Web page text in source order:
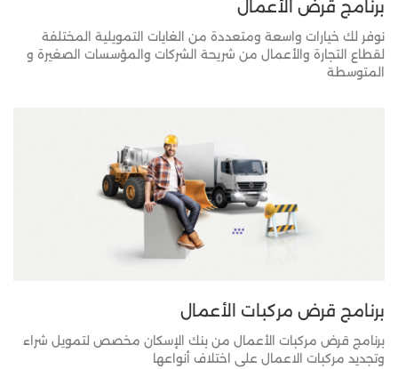
برنامج قرض الأعمال
نوفر لك خيارات واسعة ومتعددة من الغايات التمويلية المختلفة
لقطاع التجارة والأعمال من شريحة الشركات والمؤسسات الصغيرة و
المتوسطة
برنامج قرض مركبات الأعمال
برنامج قرض مركبات الأعمال من بنك الإسكان مخصص لتمويل شراء
وتجديد مركبات الاعمال على اختلاف أنواعها